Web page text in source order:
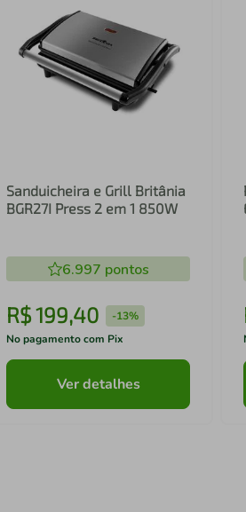
Sanduicheira e Grill Britânia
BGR27I Press 2 em 1 850W
6.997 pontos
R$199,40 -13%
No pagamento com Pix
Ver detalhes